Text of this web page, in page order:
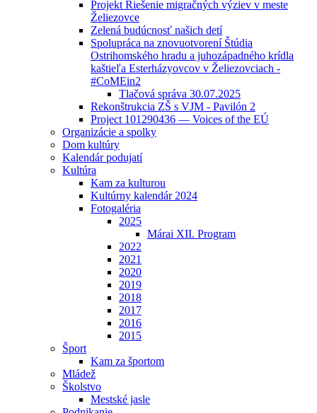
Projekt Riešenie migračných výziev v meste
Želiezovce
Zelená budúcnosť našich detí
Spolupráca na znovuotvorení Štúdia
Ostrihomského hradu a juhozápadného krídla
kaštieľa Esterházyovcov v Želiezovciach -
#CoMEin2
Tlačová správa 30.07.2025
Rekonštrukcia ZŠ s VJM - Pavilón 2
Project 101290436 — Voices of the EÚ
Organizácie a spolky
Dom kultúry
Kalendár podujatí
Kultúra
Kam za kulturou
Kultúrny kalendár 2024
Fotogaléria
2025
Márai XII. Program
2022
2021
2020
2019
2018
2017
2016
2015
Šport
Kam za športom
Mládež
Školstvo
Mestské jasle